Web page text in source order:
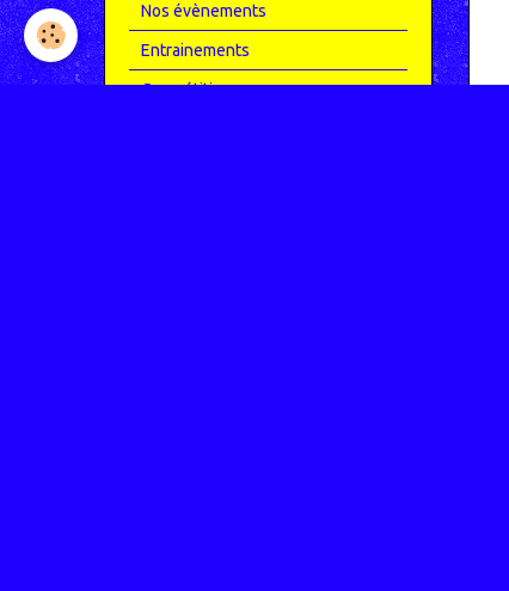
Nos évènements
Entrainements
Compétitions